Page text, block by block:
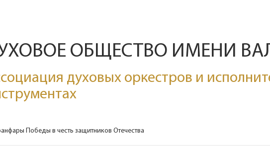
ОБЩЕСТВО ИМЕНИ
духовых оркестров и
Победы в честь защитников Отечества